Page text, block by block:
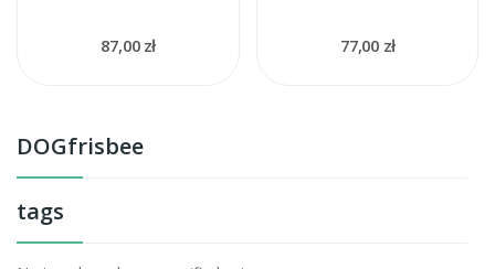
DOGfrisbee
tags
87,00 zł 77,00 zł